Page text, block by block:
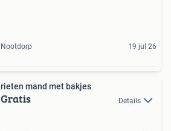
Nootdorp 19 jul 26
rieten mand met bakjes
Gratis Details